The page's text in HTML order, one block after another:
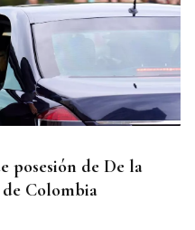
posesión de De la
Colombia